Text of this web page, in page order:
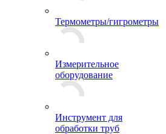
Термометры/гигрометры
Измерительное
оборудование
Инструмент для
обработки труб